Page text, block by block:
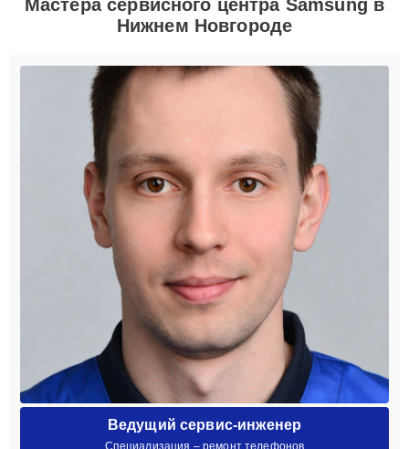
Мастера сервисного центра Samsung в
Нижнем Новгороде
Ведущий сервис-инженер
Специализация – ремонт телефонов